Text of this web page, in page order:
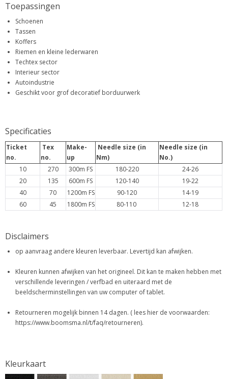
Toepassingen
Schoenen
Tassen
Koffers
Riemen en kleine lederwaren
Techtex sector
Interieur sector
Autoindustrie
Geschikt voor grof decoratief borduurwerk
Specificaties
Ticket
no.
Tex
no.
Make-
up
Needle size (in
Nm)
Needle size (in
No.)
10
270 300m FS 180-220
24-26
20
135 600m FS 120-140
19-22
40
70 1200m FS 90-120
14-19
60
45 1800m FS 80-110 12-18
Disclaimers
op aanvraag andere kleuren leverbaar. Levertijd kan afwijken.
Kleuren kunnen afwijken van het origineel. Dit kan te maken hebben met
verschillende leveringen / verfbad en uiteraard met de
beeldscherminstellingen van uw computer of tablet.
Retourneren mogelijk binnen 14 dagen. ( lees hier de voorwaarden:
https://www.boomsma.nl/t/faq/retourneren).
Kleurkaart